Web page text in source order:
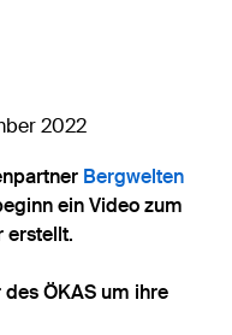
2022
Bergwelten
ein Video zum
erstellt.
ÖKAS um ihre